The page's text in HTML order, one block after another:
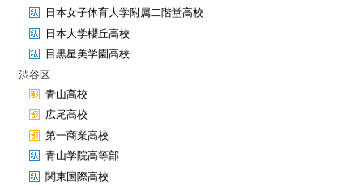
日本女子体育大学附属二階堂高校
日本大学櫻丘高校
目黒星美学園高校
渋谷区
青山高校
広尾高校
第一商業高校
青山学院高等部
関東国際高校